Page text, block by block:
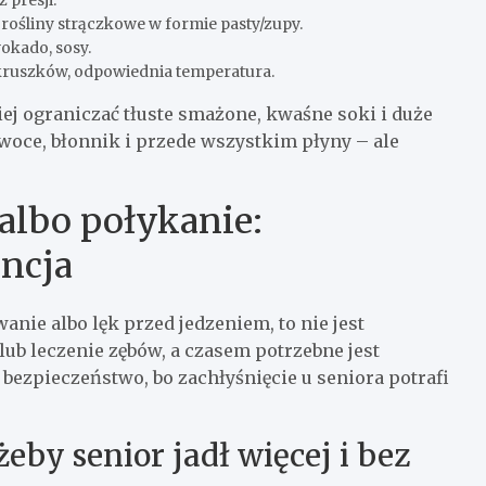
rośliny strączkowe w formie pasty/zupy.
sosy.
odpowiednia temperatura.
ograniczać tłuste smażone, kwaśne soki i duże
błonnik i przede wszystkim płyny – ale
połykanie:
albo lęk przed jedzeniem, to nie jest
leczenie zębów, a czasem potrzebne jest
bo zachłyśnięcie u seniora potrafi
senior jadł więcej i bez